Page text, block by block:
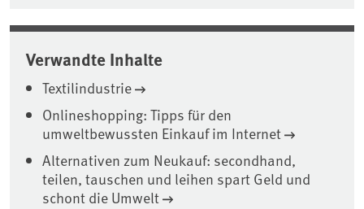
Verwandte Inhalte
Textilindustrie
Onlineshopping: Tipps für den
umweltbewussten Einkauf im Internet
Alternativen zum Neukauf: secondhand,
teilen, tauschen und leihen spart Geld und
schont die Umwelt